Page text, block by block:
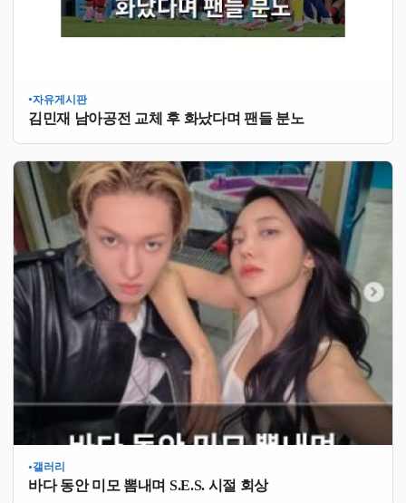
●자유게시판
김민재 남아공전 교체 후 화났다며 팬들 분노
● 갤러리
바다 동안 미모 뽐내며 S.E.S. 시절 회상